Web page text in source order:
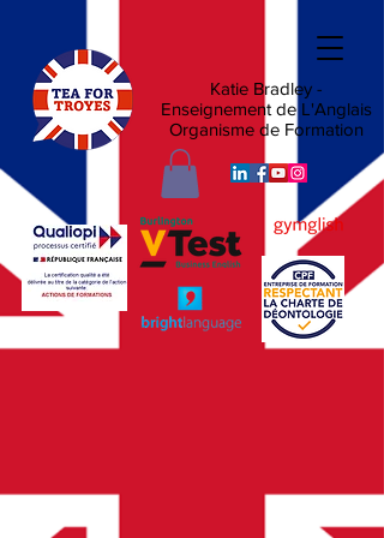
Katie Bradley -
Enseignement de L'Anglais
Organisme de Formation